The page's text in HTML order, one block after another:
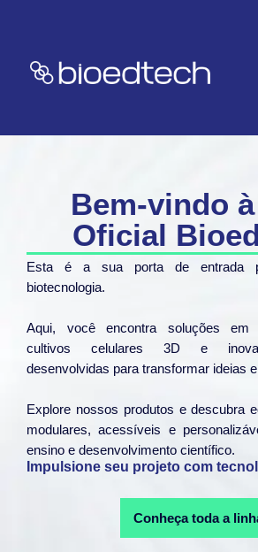
Bem-vindo
Oficial
Esta é a sua porta de entrada
biotecnologia.
Aqui, você encontra soluções em
cultivos celulares 3D e
desenvolvidas para transformar ideias
Explore nossos produtos e descubra
modulares, acessíveis e
ensino e desenvolvimento científico.
Impulsione seu projeto com
Conheça toda a